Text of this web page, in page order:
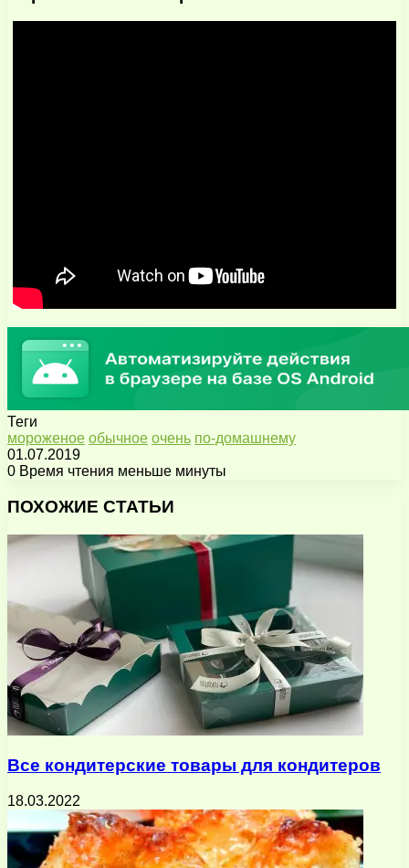
Теги
мороженое обычное очень по-домашнему
01.07.2019
0 Время чтения меньше минуты
через
почту
ПОХОЖИЕ СТАТЬИ
Все кондитерские товары для кондитеров
18.03.2022